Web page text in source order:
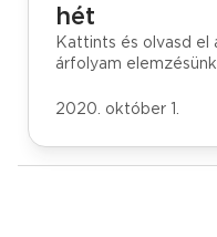
hét
Kattints és olvasd
árfolyam
2020. október 1.